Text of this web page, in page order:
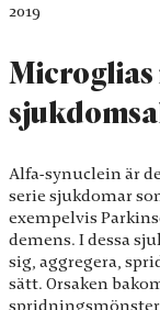
2019
Microglias
Alfa-synuclein är
serie sjukdomar
exempelvis
demens. I dessa
sig, aggregera,
sätt. Orsaken